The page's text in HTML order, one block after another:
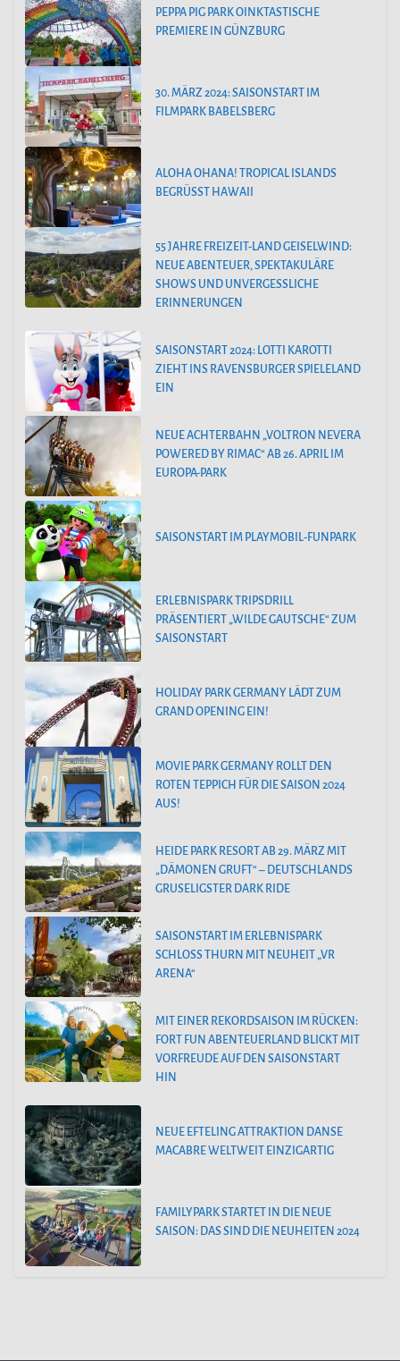
PEPPA PIG PARK OINKTASTISCHE
PREMIERE IN GÜNZBURG
30. MÄRZ 2024: SAISONSTART IM
FILMPARK BABELSBERG
ALOHA OHANA! TROPICAL ISLANDS
BEGRÜSST HAWAII
55 JAHRE FREIZEIT-LAND GEISELWIND:
NEUE ABENTEUER, SPEKTAKULÄRE
SHOWS UND UNVERGESSLICHE
ERINNERUNGEN
SAISONSTART 2024: LOTTI KAROTTI
ZIEHT INS RAVENSBURGER SPIELELAND
EIN
NEUE ACHTERBAHN „VOLTRON NEVERA
POWERED BY RIMAC“ AB 26. APRIL IM
EUROPA-PARK
SAISONSTART IM PLAYMOBIL-FUNPARK
ERLEBNISPARK TRIPSDRILL
PRÄSENTIERT „WILDE GAUTSCHE“ ZUM
SAISONSTART
HOLIDAY PARK GERMANY LÄDT ZUM
GRAND OPENING EIN!
MOVIE PARK GERMANY ROLLT DEN
ROTEN TEPPICH FÜR DIE SAISON 2024
AUS!
HEIDE PARK RESORT AB 29. MÄRZ MIT
„DÄMONEN GRUFT“ – DEUTSCHLANDS
GRUSELIGSTER DARK RIDE
SAISONSTART IM ERLEBNISPARK
SCHLOSS THURN MIT NEUHEIT „VR
ARENA“
MIT EINER REKORDSAISON IM RÜCKEN:
FORT FUN ABENTEUERLAND BLICKT MIT
VORFREUDE AUF DEN SAISONSTART
HIN
NEUE EFTELING ATTRAKTION DANSE
MACABRE WELTWEIT EINZIGARTIG
FAMILYPARK STARTET IN DIE NEUE
SAISON: DAS SIND DIE NEUHEITEN 2024